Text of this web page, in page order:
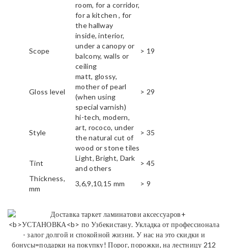
room, for a corridor,
for a kitchen , for
the hallway
Scope
inside, interior,
under a canopy or
balcony, walls or
ceiling
> 19
Gloss level
matt, glossy,
mother of pearl
(when using
special varnish)
> 29
Style
hi-tech, modern,
art, rococo, under
the natural cut of
wood or stone tiles
> 35
Tint
Light, Bright, Dark
and others
> 45
Thickness,
mm
3,6,9,10,15 mm > 9